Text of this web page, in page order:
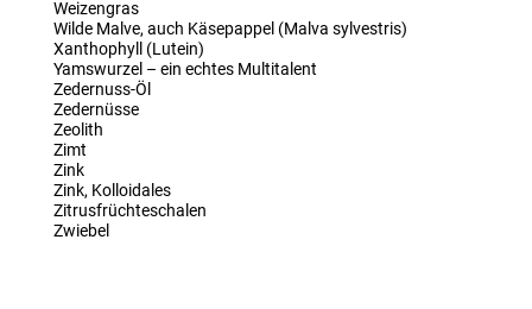
Weizengras
Wilde Malve, auch Käsepappel (Malva sylvestris)
Xanthophyll (Lutein)
Yamswurzel – ein echtes Multitalent
Zedernuss-Öl
Zedernüsse
Zeolith
Zimt
Zink
Zink, Kolloidales
Zitrusfrüchteschalen
Zwiebel